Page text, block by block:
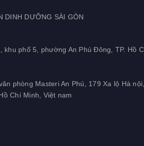
DINH DƯỠNG SÀI GÒN
khu phố 5, phường An Phú Đông, TP. Hồ
phòng Masteri An Phú, 179 Xa lộ Hà
Chí Minh, Việt nam